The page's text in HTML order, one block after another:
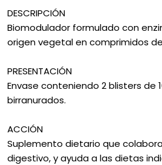
DESCRIPCIÓN
Biomodulador formulado con
origen vegetal en comprimidos
PRESENTACIÓN
Envase conteniendo 2 blisters de
birranurados.
ACCIÓN
Suplemento dietario que
digestivo, y ayuda a las dietas